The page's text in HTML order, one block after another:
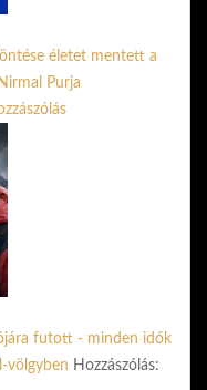
életet mentett a
Purja
futott - minden idők
völgyben Hozzászólás: